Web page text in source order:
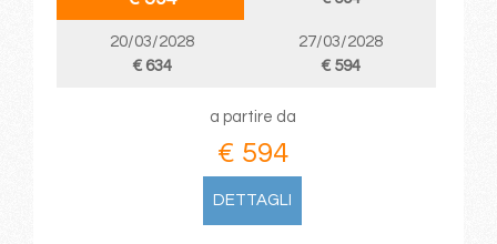
20/03/2028
€ 634
27/03/2028
€ 594
a partire da
€ 594
DETTAGLI